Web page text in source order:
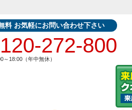
料 お気軽にお問い合わせ下さい
272-800
～18:00（年中無休）